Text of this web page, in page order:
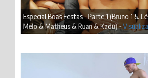
Especial Boas Festas - Parte 1 (Bruno 1 &
Melo & Matheus & Ruan & Kadu) -